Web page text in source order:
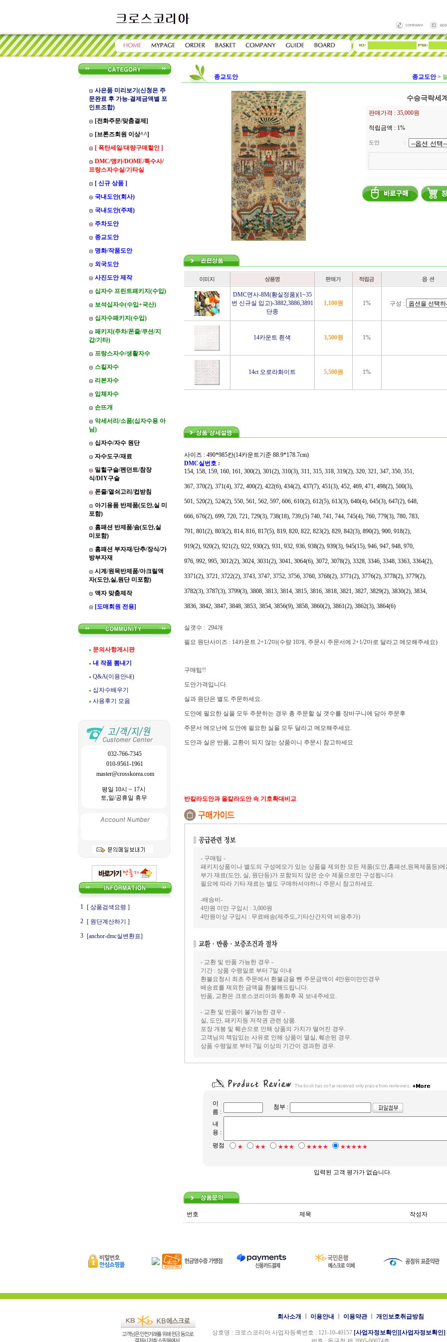
사은품 미리보기(신청은 주
문완료 후 가능-결제금액별 포
인트조합)
[전화주문/맞춤결제]
[브론즈회원 이상^^]
[ 폭탄세일/대량구매할인 ]
DMC/앵카/DOME/특수사/
프랑스자수실/기타실
[ 신규 상품 ]
국내도안(회사)
국내도안(주제)
주차도안
종교도안
명화/작품도안
외국도안
사진도안 제작
십자수 프린트패키지(수입)
보석십자수(수입+국산)
십자수패키지(수입)
패키지(주차/폰줄/쿠션/지
갑/기타)
프랑스자수/생활자수
스킬자수
리본자수
입체자수
손뜨개
악세서리/소품(십자수용 아
님)
십자수/자수 원단
자수도구/재료
밀힐구슬/펜던트/참장
식/DIY구슬
폰줄/열쇠고리/컵받침
아기용품 반제품(도안,실 미
포함)
홈패션 반제품/솜(도안,실
미포함)
홈패션 부자재/단추/장식/가
방부자재
시계/원목반제품/아크릴액
자(도안,실,원단 미포함)
액자 맞춤제작
[도매회원 전용]
문의사항게시판
내 작품 뽐내기
Q&A(이용안내)
십자수배우기
사용후기 모음
032-766-7345
010-9561-1961
master@crosskorea.com
평일 10시 ~ 17시
토,일/공휴일 휴무
1
[ 상품검색요령 ]
2
[ 원단계산하기 ]
3
[anchor-dmc실변환표]
종교도안 종교도안 >
수승극락세
판매가격 : 35,000원
적립금액 : 1%
도안 :
DMC면사-8M(황실정품)(1~35
번 신규실 입고)-3882,3886,3891
단종
1,100원 1% 구성 :
14카운트 흰색 3,500원 1%
14ct 오로라화이트 5,500원 1%
사이즈 : 490*985칸(14카운트기준 88.9*178.7cm)
DMC실번호 :
154, 158, 159, 160, 161, 300(2), 301(2), 310(3), 311, 315, 318, 319(2), 320, 321, 347, 350, 351,
367, 370(2), 371(4), 372, 400(2), 422(6), 434(2), 437(7), 451(3), 452, 469, 471, 498(2), 500(3),
501, 520(2), 524(2), 550, 561, 562, 597, 606, 610(2), 612(5), 613(3), 640(4), 645(3), 647(2), 648,
666, 676(2), 699, 720, 721, 729(3), 738(18), 739,(5) 740, 741, 744, 745(4), 760, 779(3), 780, 783,
791, 801(2), 803(2), 814, 816, 817(5), 819, 820, 822, 823(2), 829, 842(3), 890(2), 900, 918(2),
919(2), 920(2), 921(2), 922, 930(2), 931, 932, 936, 938(2), 939(3), 945(15), 946, 947, 948, 970,
976, 992, 995, 3012(2), 3024, 3031(2), 3041, 3064(6), 3072, 3078(2), 3328, 3346, 3348, 3363, 3364(2),
3371(2), 3721, 3722(2), 3743, 3747, 3752, 3756, 3760, 3768(2), 3771(2), 3776(2), 3778(2), 3779(2),
3782(3), 3787(3), 3799(3), 3808, 3813, 3814, 3815, 3816, 3818, 3821, 3827, 3829(2), 3830(2), 3834,
3836, 3842, 3847, 3848, 3853, 3854, 3856(9), 3858, 3860(2), 3861(2), 3862(3), 3864(6)
실갯수 : 294개
필요 원단사이즈 : 14카운트 2+1/2마(수량 10개, 주문시 주문서에 2+1/2마로 달라고 메모해주세요)
구매팁!!
도안가격입니다.
실과 원단은 별도 주문하세요.
도안에 필요한 실을 모두 주문하는 경우 총 주문할 실 갯수를 장바구니에 담아 주문후
주문서 메모난에 도안에 필요한 실을 모두 달라고 메모해주세요.
도안과 실은 반품, 교환이 되지 않는 상품이니 주문시 참고하세요
반칼라도안과 올칼라도안 속 기호확대비교
- 구매팁 -
패키지상품이나 별도의 구성메모가 있는 상품을 제외한 모든 제품(도안,홈패션,원목제품등)에
부가 재료(도안, 실, 원단등)가 포함되지 않은 순수 제품으로만 구성됩니다.
필요에 따라 기타 재료는 별도 구매하셔야하니 주문시 참고하세요.
-배송비-
4만원 미만 구입시 : 3,000원
4만원이상 구입시 : 무료배송(제주도,기타산간지역 비용추가)
- 교환 및 반품 가능한 경우 -
기간 : 상품 수령일로 부터 7일 이내
환불요청시 최초 주문에서 환불금을 뺀 주문금액이 4만원미만인경우
배송료를 제외한 금액을 환불해드립니다.
반품, 교환은 크로스코리아와 통화후 꼭 보내주세요.
- 교환 및 반품이 불가능한 경우 -
실, 도안, 패키지등 저작권 관련 상품.
포장 개봉 및 훼손으로 인해 상품의 가치가 떨어진 경우.
고객님의 책임있는 사유로 인해 상품이 멸실, 훼손된 경우.
상품 수령일로 부터 7일 이상의 기간이 경과한 경우.
이
름 :
첨부 :
내
용 :
평점
★ ★★ ★★★ ★★★★ ★★★★★
입력된 고객 평가가 없습니다.
번호 제목 작성자
회사소개 이용안내 이용약관ㅣ 개인보호취급방침
상호명 : 크로스코리아 사업자등록번호 : 121-10-40157 [사업자정보확인] [사업자정보확인]